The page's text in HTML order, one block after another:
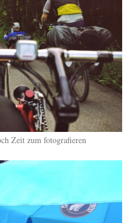
Zeit zum fotografieren